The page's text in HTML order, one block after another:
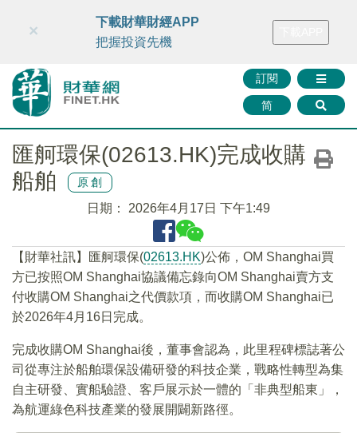
財華智庫網 FINTV FINMETA 財華證券 媒體矩陣
訂閱
简
×
下載財華財經APP
把握投資先機
匯舸環保(02613.HK)完成收購
船舶
原創
日期： 2026年4月17日 下午1:49
【財華社訊】匯舸環保(02613.HK)公佈，OM Shanghai買
方已按照OM Shanghai協議備忘錄向OM Shanghai賣方支
付收購OM Shanghai之代價款項，而收購OM Shanghai已
於2026年4月16日完成。
完成收購OM Shanghai後，董事會認為，此里程碑標誌著公
司從專注於船舶環保設備研發的科技企業，戰略性轉型為集
自主研發、實船驗證、客戶展示於一體的「非典型船東」，
為航運綠色科技產業的發展開闢新路徑。